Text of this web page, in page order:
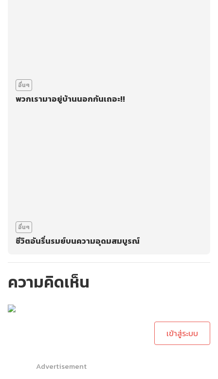
อื่นๆ
พวกเรามาอยู่บ้านนอกกันเถอะ!!
อื่นๆ
ชีวิตอันรื่นรมย์บนความอุดมสมบูรณ์
ความคิดเห็น
เข้าสู่ระบบ
Advertisement